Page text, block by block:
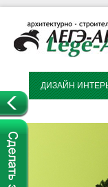
ДИЗАЙН